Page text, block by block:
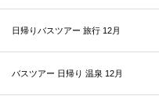
日帰りバスツアー 旅行 12月
バスツアー 日帰り 温泉 12月